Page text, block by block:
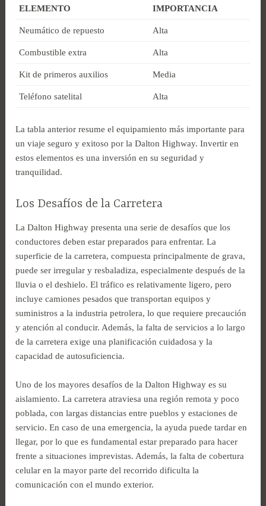
ELEMENTO IMPORTANCIA
Neumático de repuesto Alta
Combustible extra Alta
Kit de primeros auxilios Media
Teléfono satelital Alta
La tabla anterior resume el equipamiento más importante para
un viaje seguro y exitoso por la Dalton Highway. Invertir en
estos elementos es una inversión en su seguridad y
tranquilidad.
Los Desafíos de la Carretera
La Dalton Highway presenta una serie de desafíos que los
conductores deben estar preparados para enfrentar. La
superficie de la carretera, compuesta principalmente de grava,
puede ser irregular y resbaladiza, especialmente después de la
lluvia o el deshielo. El tráfico es relativamente ligero, pero
incluye camiones pesados que transportan equipos y
suministros a la industria petrolera, lo que requiere precaución
y atención al conducir. Además, la falta de servicios a lo largo
de la carretera exige una planificación cuidadosa y la
capacidad de autosuficiencia.
Uno de los mayores desafíos de la Dalton Highway es su
aislamiento. La carretera atraviesa una región remota y poco
poblada, con largas distancias entre pueblos y estaciones de
servicio. En caso de una emergencia, la ayuda puede tardar en
llegar, por lo que es fundamental estar preparado para hacer
frente a situaciones imprevistas. Además, la falta de cobertura
celular en la mayor parte del recorrido dificulta la
comunicación con el mundo exterior.